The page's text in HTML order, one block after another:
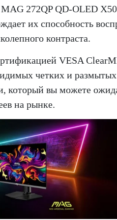
272QP QD-OLED
их способность
контраста.
VESA
четких и
который вы можете
на рынке.